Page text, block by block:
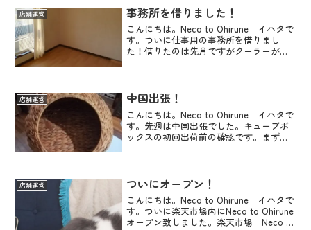
商品です...
店舗運営 事務所を借りました！
こんにちは。Neco to Ohirune イハタで
す。ついに仕事用の事務所を借りまし
た！借りたのは先月ですがクーラーが取
インターネ...
店舗運営 中国出張！
こんにちは。Neco to Ohirune イハタで
す。先週は中国出張でした。キューブボ
ックスの初回出荷前の確認です。まずは
に...
店舗運営 ついにオープン！
こんにちは。Neco to Ohirune イハタで
す。ついに楽天市場内にNeco to Ohirune
オープン致しました。楽天市場 Neco to